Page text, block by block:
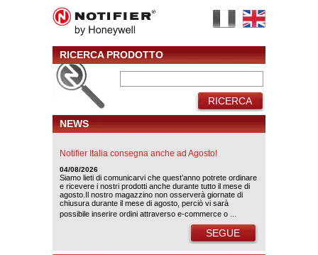
RICERCA PRODOTTO
RICERCA
NEWS
Notifier Italia consegna anche ad Agosto!
04/08/2026
Siamo lieti di comunicarvi che quest’anno potrete ordinare
e ricevere i nostri prodotti anche durante tutto il mese di
agosto.Il nostro magazzino non osserverà giornate di
chiusura durante il mese di agosto, perciò vi sarà
possibile inserire ordini attraverso e-commerce o ...
SEGUE